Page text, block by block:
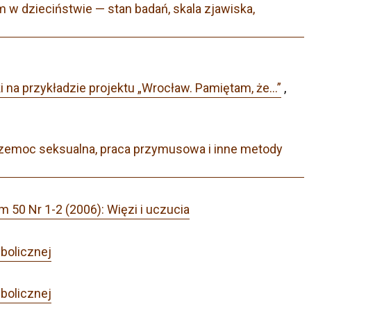
w dzieciństwie — stan badań, skala zjawiska,
przykładzie projektu „Wrocław. Pamiętam, że…” ,
seksualna, praca przymusowa i inne metody
50 Nr 1-2 (2006): Więzi i uczucia